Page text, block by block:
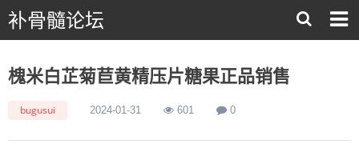
补骨髓论坛
槐米白芷菊苣黄精压片糖果正品销售
bugusui 2024-01-31 601 0